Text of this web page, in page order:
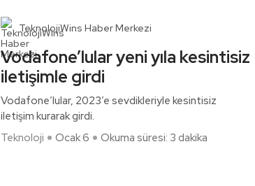
TeknolojiWins Haber Merkezi
Vodafone’lular yeni yıla kesintisiz
iletişimle girdi
Vodafone’lular, 2023’e sevdikleriyle kesintisiz
iletişim kurarak girdi.
Teknoloji
Ocak 6 Okuma süresi: 3 dakika